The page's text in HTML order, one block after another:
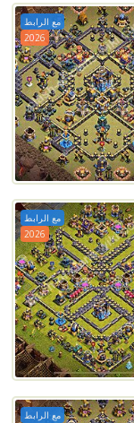
مع الرابط
2026
مع الرابط
2026
مع الرابط